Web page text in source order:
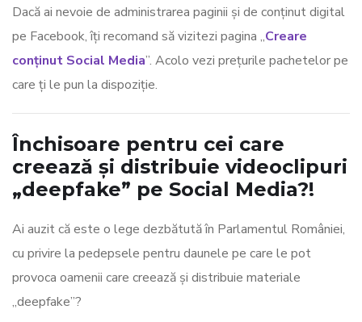
Dacă ai nevoie de administrarea paginii și de conținut digital
pe Facebook, îți recomand să vizitezi pagina „Creare
conținut Social Media”. Acolo vezi prețurile pachetelor pe
care ți le pun la dispoziție.
Închisoare pentru cei care
creează și distribuie videoclipuri
„deepfake” pe Social Media?!
Ai auzit că este o lege dezbătută în Parlamentul României,
cu privire la pedepsele pentru daunele pe care le pot
provoca oamenii care creează și distribuie materiale
„deepfake”?